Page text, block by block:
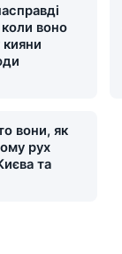
воно
вони, як
рух
та